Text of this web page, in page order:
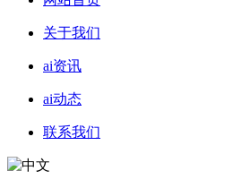
关于我们
ai资讯
ai动态
联系我们